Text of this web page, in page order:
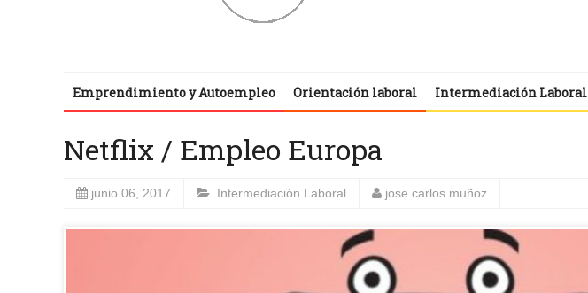
Emprendimiento y Autoempleo Orientación laboral Intermediación Laboral
Netflix / Empleo Europa
junio 06, 2017 Intermediación Laboral jose carlos muñoz